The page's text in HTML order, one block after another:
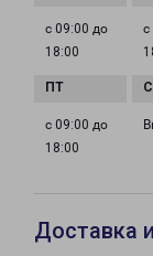
с 09:00 до
18:00
с
с 09:00 до
18:00
Доставка